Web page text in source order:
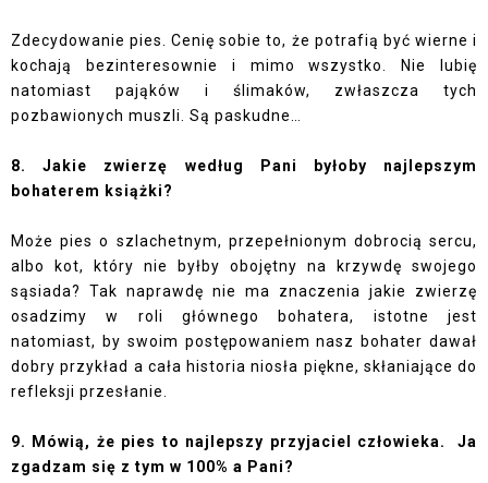
Zdecydowanie pies. Cenię sobie to, że potrafią być wierne i
kochają bezinteresownie i mimo wszystko. Nie lubię
natomiast pająków i ślimaków, zwłaszcza tych
pozbawionych muszli. Są paskudne…
8. Jakie zwierzę według Pani byłoby najlepszym
bohaterem książki?
Może pies o szlachetnym, przepełnionym dobrocią sercu,
albo kot, który nie byłby obojętny na krzywdę swojego
sąsiada? Tak naprawdę nie ma znaczenia jakie zwierzę
osadzimy w roli głównego bohatera, istotne jest
natomiast, by swoim postępowaniem nasz bohater dawał
dobry przykład a cała historia niosła piękne, skłaniające do
refleksji przesłanie.
9. Mówią, że pies to najlepszy przyjaciel człowieka.
Ja
zgadzam się z tym w 100% a Pani?